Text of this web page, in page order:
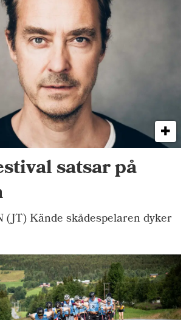
satsar på
(JT) Kände skådespelaren dyker